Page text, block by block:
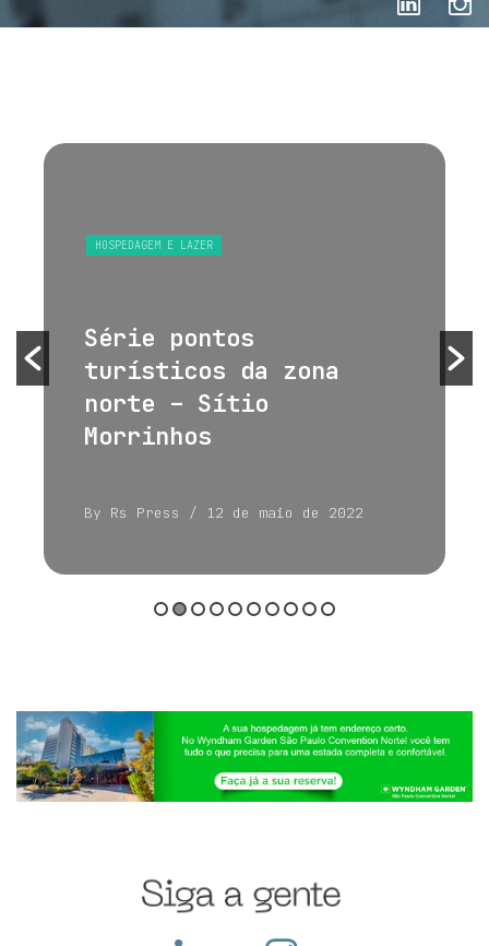
HOSPEDAGEM E LAZER
Série pontos
turísticos da zona
norte – Sítio
Morrinhos
By Rs Press / 12 de maio de 2022